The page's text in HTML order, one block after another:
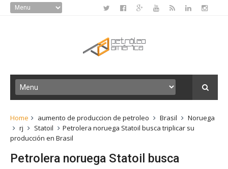
Home aumento de produccion de petroleo Brasil
Noruega
rj
Statoil
Petrolera noruega Statoil busca triplicar su
producción en Brasil
Petrolera noruega Statoil busca